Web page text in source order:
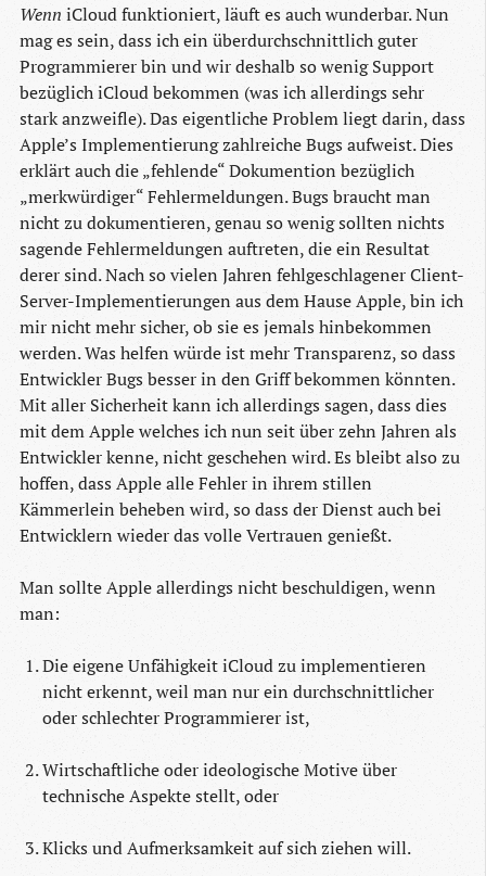
Wenn iCloud funktioniert, läuft es auch wunderbar. Nun
mag es sein, dass ich ein überdurchschnittlich guter
Programmierer bin und wir deshalb so wenig Support
bezüglich iCloud bekommen (was ich allerdings sehr
stark anzweifle). Das eigentliche Problem liegt darin, dass
Apple’s Implementierung zahlreiche Bugs aufweist. Dies
erklärt auch die „fehlende“ Dokumention bezüglich
„merkwürdiger“ Fehlermeldungen. Bugs braucht man
nicht zu dokumentieren, genau so wenig sollten nichts
sagende Fehlermeldungen auftreten, die ein Resultat
derer sind. Nach so vielen Jahren fehlgeschlagener Client-
Server-Implementierungen aus dem Hause Apple, bin ich
mir nicht mehr sicher, ob sie es jemals hinbekommen
werden. Was helfen würde ist mehr Transparenz, so dass
Entwickler Bugs besser in den Griff bekommen könnten.
Mit aller Sicherheit kann ich allerdings sagen, dass dies
mit dem Apple welches ich nun seit über zehn Jahren als
Entwickler kenne, nicht geschehen wird. Es bleibt also zu
hoffen, dass Apple alle Fehler in ihrem stillen
Kämmerlein beheben wird, so dass der Dienst auch bei
Entwicklern wieder das volle Vertrauen genießt.
Man sollte Apple allerdings nicht beschuldigen, wenn
man:
Die eigene Unfähigkeit iCloud zu implementieren
nicht erkennt, weil man nur ein durchschnittlicher
oder schlechter Programmierer ist,
Wirtschaftliche oder ideologische Motive über
technische Aspekte stellt, oder
Klicks und Aufmerksamkeit auf sich ziehen will.